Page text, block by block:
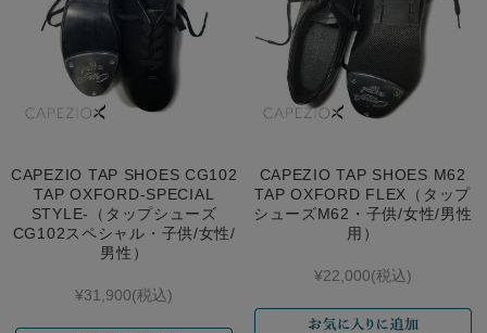
CAPEZIO TAP SHOES CG102
TAP OXFORD-SPECIAL
STYLE-（タップシューズ
CG102スペシャル・子供/女性/
男性）
¥31,900(税込)
CAPEZIO TAP SHOES M62
TAP OXFORD FLEX（タップ
シューズM62・子供/女性/男性
用）
¥22,000(税込)